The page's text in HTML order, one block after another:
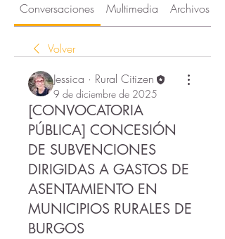
Conversaciones Multimedia Archivos
Volver
Jessica · Rural Citizen
9 de diciembre de 2025
[CONVOCATORIA
PÚBLICA] CONCESIÓN
DE SUBVENCIONES
DIRIGIDAS A GASTOS DE
ASENTAMIENTO EN
MUNICIPIOS RURALES DE
BURGOS